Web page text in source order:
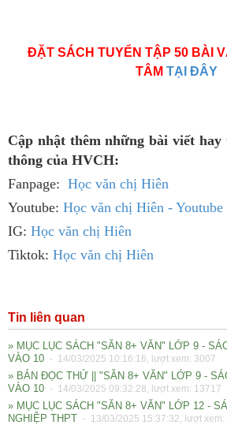
ĐẶT SÁCH TUYỂN TẬP 50 BÀI
TÂM TẠI ĐÂY
Cập nhật thêm những bài viết
thông của HVCH:
Fanpage: Học văn chị Hiên
Youtube: Học văn chị Hiên - Youtube
IG: Học văn chị Hiên
Tiktok: Học văn chị Hiên
Tin liên quan
» MỤC LỤC SÁCH "SĂN 8+ VĂN" LỚP 9 -
VÀO 10 - 14/03/2025 10:16:16, lượt xem: 3007
» BẢN ĐỌC THỬ || "SĂN 8+ VĂN" LỚP 9 -
VÀO 10 - 14/03/2025 09:32:28, lượt xem: 13717
» MỤC LỤC SÁCH "SĂN 8+ VĂN" LỚP 12 -
NGHIỆP THPT - 13/03/2025 15:37:32, lượt xem: